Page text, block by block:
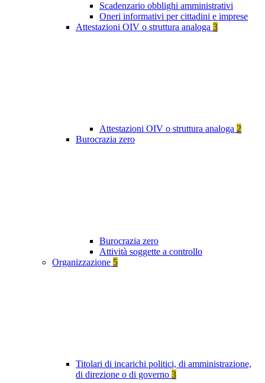
Scadenzario obblighi amministrativi
Oneri informativi per cittadini e imprese
Attestazioni OIV o struttura analoga 3
Attestazioni OIV o struttura analoga 2
Burocrazia zero
Burocrazia zero
Attività soggette a controllo
Organizzazione 5
Titolari di incarichi politici, di amministrazione,
di direzione o di governo 3